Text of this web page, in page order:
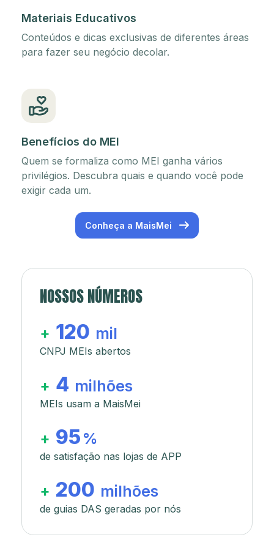
Materiais Educativos
Conteúdos e dicas exclusivas de diferentes áreas
para fazer seu negócio decolar.
Benefícios do MEI
Quem se formaliza como MEI ganha vários
privilégios. Descubra quais e quando você pode
exigir cada um.
Conheça a MaisMei
NOSSOS NÚMEROS
+ 120 mil
CNPJ MEIs abertos
+ 4 milhões
MEIs usam a MaisMei
+ 95 %
de satisfação nas lojas de APP
+ 200 milhões
de guias DAS geradas por nós